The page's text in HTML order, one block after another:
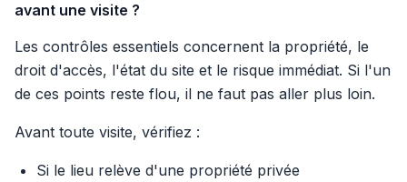
avant une visite ?
Les contrôles essentiels concernent la propriété, le
droit d'accès, l'état du site et le risque immédiat. Si l'un
de ces points reste flou, il ne faut pas aller plus loin.
Avant toute visite, vérifiez :
Si le lieu relève d'une propriété privée